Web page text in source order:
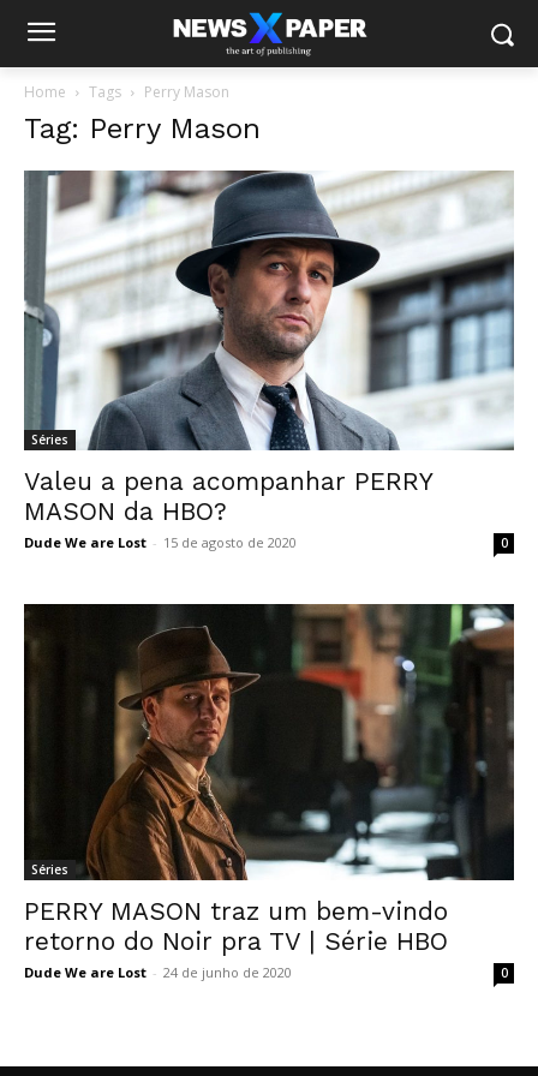
Home Tags Perry Mason
Tag: Perry Mason
Séries
Valeu a pena acompanhar PERRY
MASON da HBO?
Dude We are Lost - 15 de agosto de 2020 0
Séries
PERRY MASON traz um bem-vindo
retorno do Noir pra TV | Série HBO
Dude We are Lost - 24 de junho de 2020 0